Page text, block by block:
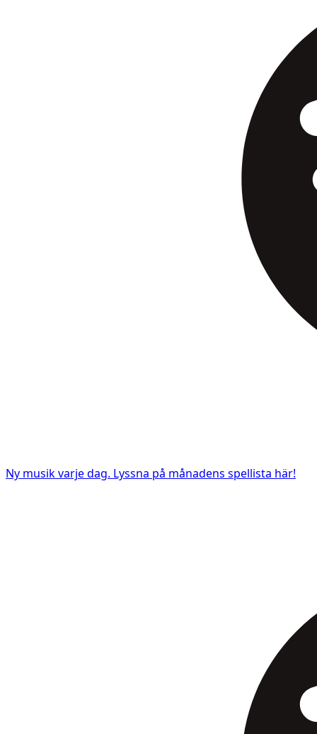
Ny musik varje dag. Lyssna på månadens spellista här!